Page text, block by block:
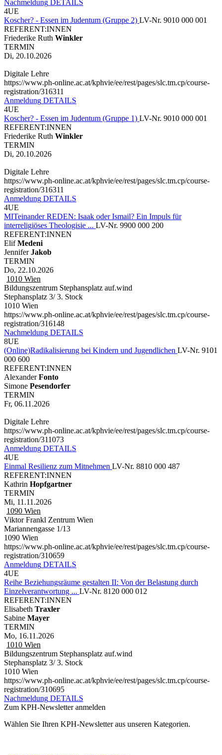
Nachmeldung
DETAILS
4UE
Koscher? - Essen im Judentum (Gruppe 2) LV-Nr. 9010 000 001
REFERENT:INNEN
Friederike Ruth Winkler
TERMIN
Di, 20.10.2026
Digitale Lehre
https://www.ph-online.ac.at/kphvie/ee/rest/pages/slc.tm.cp/course-
registration/316311
Anmeldung DETAILS
4UE
Koscher? - Essen im Judentum (Gruppe 1) LV-Nr. 9010 000 001
REFERENT:INNEN
Friederike Ruth Winkler
TERMIN
Di, 20.10.2026
Digitale Lehre
https://www.ph-online.ac.at/kphvie/ee/rest/pages/slc.tm.cp/course-
registration/316311
Anmeldung DETAILS
4UE
MITeinander REDEN: Isaak oder Ismail? Ein Impuls für
interreligiöses Theologisie ... LV-Nr. 9900 000 200
REFERENT:INNEN
Elif Medeni
Jennifer Jakob
TERMIN
Do, 22.10.2026
1010 Wien
Bildungszentrum Stephansplatz auf.wind
Stephansplatz 3/ 3. Stock
1010 Wien
https://www.ph-online.ac.at/kphvie/ee/rest/pages/slc.tm.cp/course-
registration/316148
Nachmeldung DETAILS
8UE
(Online)Radikalisierung bei Kindern und Jugendlichen LV-Nr. 9101
000 600
REFERENT:INNEN
Alexander Fonto
Simone Pesendorfer
TERMIN
Fr, 06.11.2026
Digitale Lehre
https://www.ph-online.ac.at/kphvie/ee/rest/pages/slc.tm.cp/course-
registration/311073
Anmeldung DETAILS
4UE
Einmal Resilienz zum Mitnehmen LV-Nr. 8810 000 487
REFERENT:INNEN
Kathrin Hopfgartner
TERMIN
Mi, 11.11.2026
1090 Wien
Viktor Frankl Zentrum Wien
Mariannengasse 1/13
1090 Wien
https://www.ph-online.ac.at/kphvie/ee/rest/pages/slc.tm.cp/course-
registration/310659
Anmeldung DETAILS
4UE
Reihe Beziehungsräume gestalten II: Von der Belastung durch
Einzelverantwortung ... LV-Nr. 8120 000 012
REFERENT:INNEN
Elisabeth Traxler
Sabine Mayer
TERMIN
Mo, 16.11.2026
1010 Wien
Bildungszentrum Stephansplatz auf.wind
Stephansplatz 3/ 3. Stock
1010 Wien
https://www.ph-online.ac.at/kphvie/ee/rest/pages/slc.tm.cp/course-
registration/310695
Nachmeldung DETAILS
Zum KPH-Newsletter anmelden
Wählen Sie Ihren KPH-Newsletter aus unseren Kategorien.